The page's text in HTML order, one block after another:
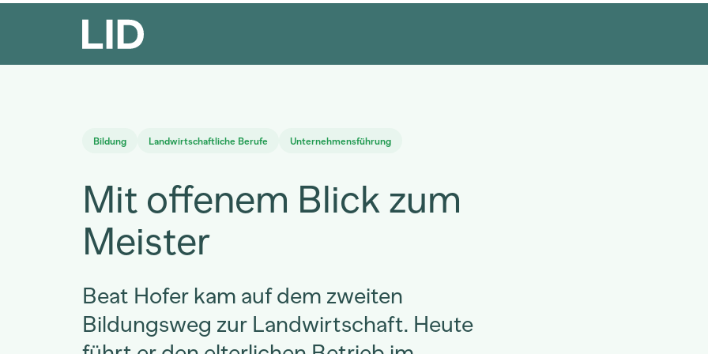
Bildung Landwirtschaftliche Berufe Unternehmensführung
Mit offenem Blick zum
Meister
Beat Hofer kam auf dem zweiten
Bildungsweg zur Landwirtschaft. Heute